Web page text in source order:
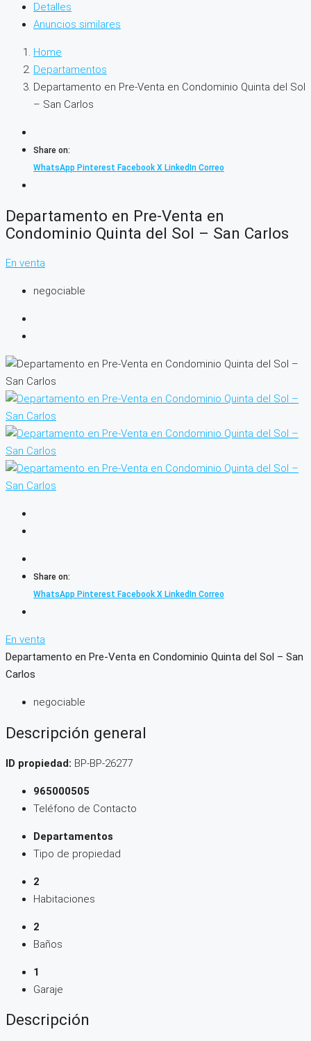
Detalles
Anuncios similares
Home
Departamentos
Departamento en Pre-Venta en Condominio Quinta del Sol
– San Carlos
Share on:
WhatsApp Pinterest Facebook X LinkedIn Correo
Departamento en Pre-Venta en
Condominio Quinta del Sol – San Carlos
En venta
negociable
Share on:
WhatsApp Pinterest Facebook X LinkedIn Correo
En venta
Departamento en Pre-Venta en Condominio Quinta del Sol – San
Carlos
negociable
Descripción general
ID propiedad: BP-BP-26277
965000505
Teléfono de Contacto
Departamentos
Tipo de propiedad
2
Habitaciones
2
Baños
1
Garaje
Descripción